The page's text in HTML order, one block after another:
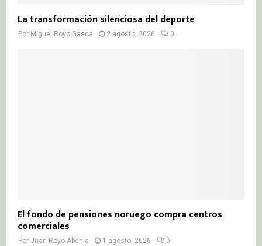
La transformación silenciosa del deporte
Por Miguel Royo Gasca 2 agosto, 2026 0
El fondo de pensiones noruego compra centros
comerciales
Por Juan Royo Abenia 1 agosto, 2026 0